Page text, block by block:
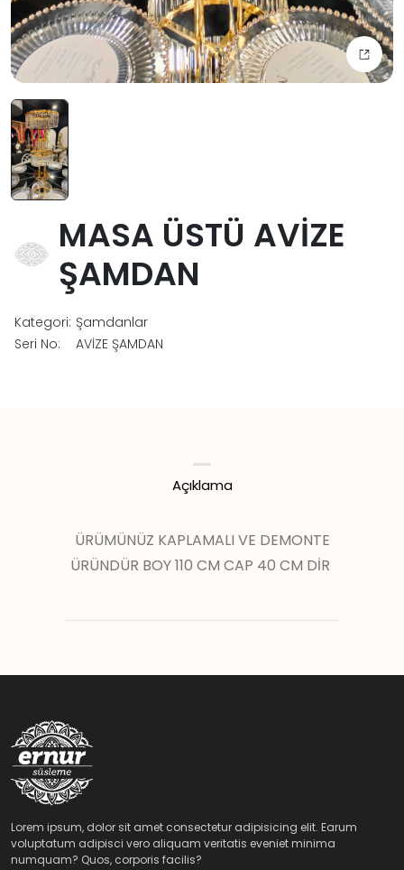
MASA ÜSTÜ AVİZE
ŞAMDAN
Kategori: Şamdanlar
Seri No:
AVİZE ŞAMDAN
Açıklama
ÜRÜMÜNÜZ KAPLAMALI VE DEMONTE
ÜRÜNDÜR BOY 110 CM CAP 40 CM DİR
Lorem ipsum, dolor sit amet consectetur adipisicing elit. Earum
voluptatum adipisci vero aliquam veritatis eveniet minima
numquam? Quos, corporis facilis?